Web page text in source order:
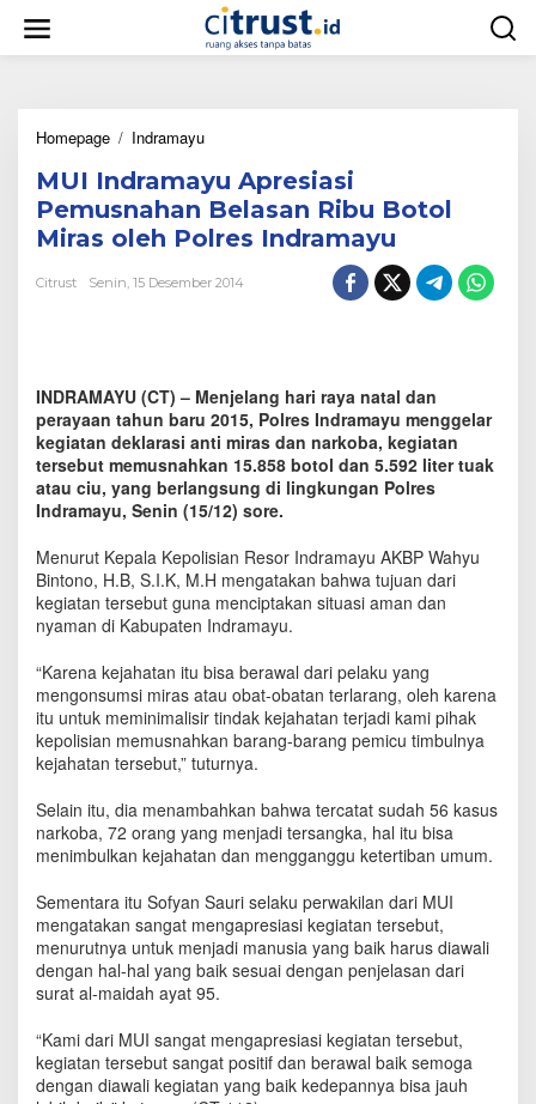
w
Homepage / Indramayu
I
I
n
d
a
A
p
r
e
s
i
a
s
i
P
e
m
s
n
a
h
a
B
e
l
a
s
a
n
R
i
b
B
o
t
MUI Indramayu Apresiasi
Pemusnahan Belasan Ribu Botol
Miras oleh Polres Indramayu
Citrust Senin, 15 Desember 2014
INDRAMAYU (CT) – Menjelang hari raya natal dan
perayaan tahun baru 2015, Polres Indramayu menggelar
kegiatan deklarasi anti miras dan narkoba, kegiatan
tersebut memusnahkan 15.858 botol dan 5.592 liter tuak
atau ciu, yang berlangsung di lingkungan Polres
Indramayu, Senin (15/12) sore.
Menurut Kepala Kepolisian Resor Indramayu AKBP Wahyu
Bintono, H.B, S.I.K, M.H mengatakan bahwa tujuan dari
kegiatan tersebut guna menciptakan situasi aman dan
nyaman di Kabupaten Indramayu.
“Karena kejahatan itu bisa berawal dari pelaku yang
mengonsumsi miras atau obat-obatan terlarang, oleh karena
itu untuk meminimalisir tindak kejahatan terjadi kami pihak
kepolisian memusnahkan barang-barang pemicu timbulnya
kejahatan tersebut,” tuturnya.
Selain itu, dia menambahkan bahwa tercatat sudah 56 kasus
narkoba, 72 orang yang menjadi tersangka, hal itu bisa
menimbulkan kejahatan dan mengganggu ketertiban umum.
Sementara itu Sofyan Sauri selaku perwakilan dari MUI
mengatakan sangat mengapresiasi kegiatan tersebut,
menurutnya untuk menjadi manusia yang baik harus diawali
dengan hal-hal yang baik sesuai dengan penjelasan dari
surat al-maidah ayat 95.
“Kami dari MUI sangat mengapresiasi kegiatan tersebut,
kegiatan tersebut sangat positif dan berawal baik semoga
dengan diawali kegiatan yang baik kedepannya bisa jauh